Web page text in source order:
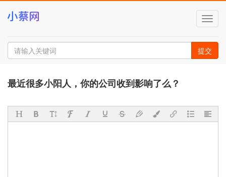
切
换
导
航
提交
最近很多小阳人，你的公司收到影响了么？